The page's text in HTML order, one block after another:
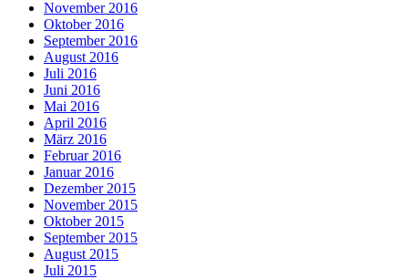
November 2016
Oktober 2016
September 2016
August 2016
Juli 2016
Juni 2016
Mai 2016
April 2016
März 2016
Februar 2016
Januar 2016
Dezember 2015
November 2015
Oktober 2015
September 2015
August 2015
Juli 2015